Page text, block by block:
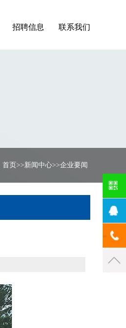
招聘信息 联系我们
首页 >>新闻中心>>企业要闻